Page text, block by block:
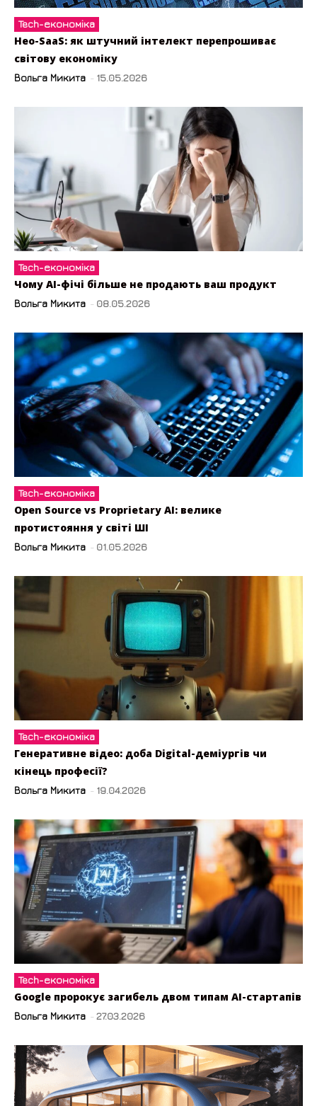
Tech-економіка
Нео-SaaS: як штучний інтелект перепрошиває
світову економіку
Вольга Микита - 15.05.2026
Tech-економіка
Чому AI-фічі більше не продають ваш продукт
Вольга Микита - 08.05.2026
Tech-економіка
Open Source vs Proprietary AI: велике
протистояння у світі ШІ
Вольга Микита - 01.05.2026
Tech-економіка
Генеративне відео: доба Digital-деміургів чи
кінець професії?
Вольга Микита - 19.04.2026
Tech-економіка
Google пророкує загибель двом типам AI-стартапів
Вольга Микита - 27.03.2026